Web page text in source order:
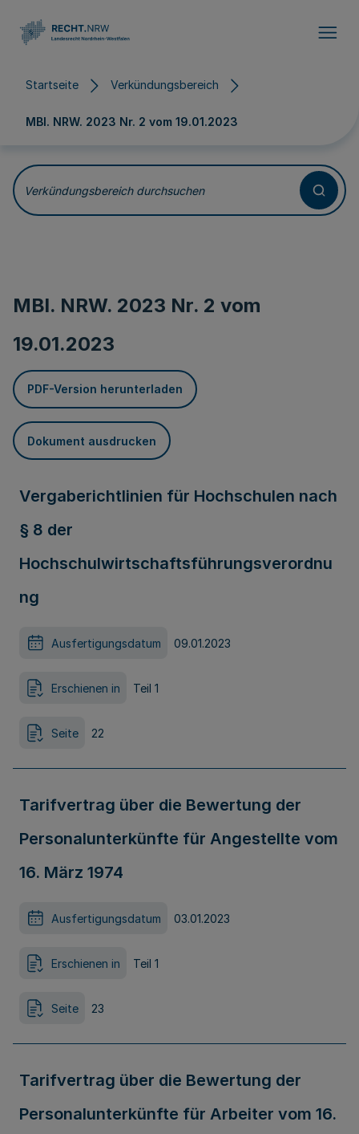
Startseite Verkündungsbereich
MBl. NRW. 2023 Nr. 2 vom 19.01.2023
Verkündungsbereich durchsuchen
MBl. NRW. 2023 Nr. 2 vom
19.01.2023
PDF-Version herunterladen
Dokument ausdrucken
Vergaberichtlinien für Hochschulen nach
§ 8 der
Hochschulwirtschaftsführungsverordnu
ng
Ausfertigungsdatum 09.01.2023
Erschienen in Teil 1
Seite 22
Tarifvertrag über die Bewertung der
Personalunterkünfte für Angestellte vom
16. März 1974
Ausfertigungsdatum 03.01.2023
Erschienen in Teil 1
Seite 23
Tarifvertrag über die Bewertung der
Personalunterkünfte für Arbeiter vom 16.